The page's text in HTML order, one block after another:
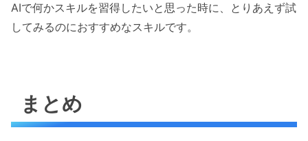
AIで何かスキルを習得したいと思った時に、とりあえず試
してみるのにおすすめなスキルです。
まとめ